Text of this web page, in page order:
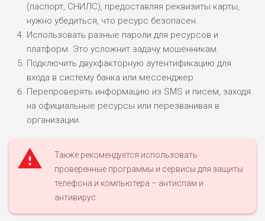
(паспорт, СНИЛС), предоставляя реквизиты карты,
нужно убедиться, что ресурс безопасен.
Использовать разные пароли для ресурсов и
платформ. Это усложнит задачу мошенникам.
Подключить двухфакторную аутентификацию для
входа в систему банка или мессенджер.
Перепроверять информацию из SMS и писем, заходя
на официальные ресурсы или перезванивая в
организации.
Также рекомендуется использовать
проверенные программы и сервисы для защиты
телефона и компьютера – антиспам и
антивирус.